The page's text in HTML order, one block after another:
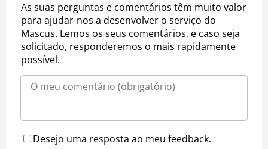
As suas perguntas e comentários têm muito valor
para ajudar-nos a desenvolver o serviço do
Mascus. Lemos os seus comentários, e caso seja
solicitado, responderemos o mais rapidamente
possível.
Desejo uma resposta ao meu feedback.